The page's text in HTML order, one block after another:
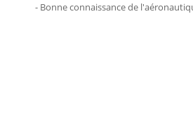
- Bonne connaissance de